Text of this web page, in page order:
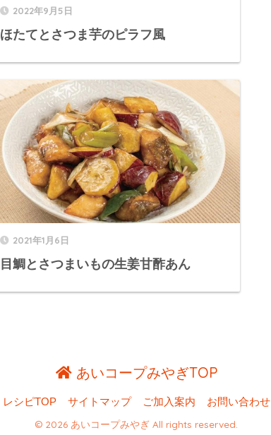
2022年9月5日
ほたてとさつま芋のピラフ風
2021年1月6日
目鯛とさつまいもの生姜甘酢あん
あいコープみやぎTOP
レシピTOP サイトマップ ご加入案内 お問い合わせ
© 2026 あいコープみやぎ All rights reserved.